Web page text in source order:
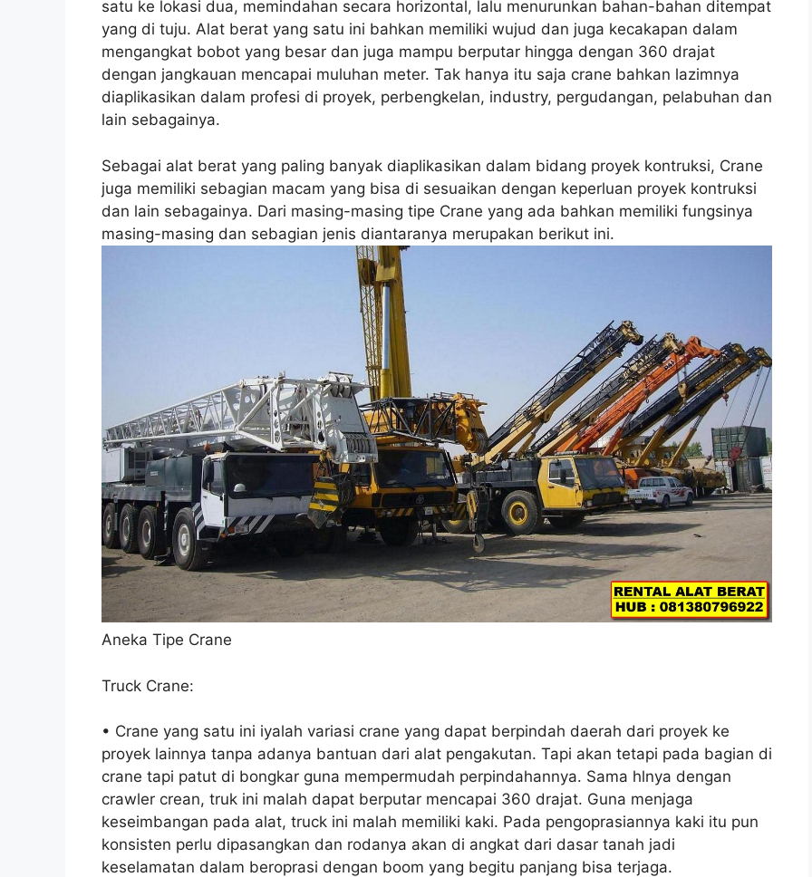
satu ke lokasi dua, memindahan secara horizontal, lalu menurunkan bahan-bahan ditempat
yang di tuju. Alat berat yang satu ini bahkan memiliki wujud dan juga kecakapan dalam
mengangkat bobot yang besar dan juga mampu berputar hingga dengan 360 drajat
dengan jangkauan mencapai muluhan meter. Tak hanya itu saja crane bahkan lazimnya
diaplikasikan dalam profesi di proyek, perbengkelan, industry, pergudangan, pelabuhan dan
lain sebagainya.
Sebagai alat berat yang paling banyak diaplikasikan dalam bidang proyek kontruksi, Crane
juga memiliki sebagian macam yang bisa di sesuaikan dengan keperluan proyek kontruksi
dan lain sebagainya. Dari masing-masing tipe Crane yang ada bahkan memiliki fungsinya
masing-masing dan sebagian jenis diantaranya merupakan berikut ini.
Aneka Tipe Crane
Truck Crane:
• Crane yang satu ini iyalah variasi crane yang dapat berpindah daerah dari proyek ke
proyek lainnya tanpa adanya bantuan dari alat pengakutan. Tapi akan tetapi pada bagian di
crane tapi patut di bongkar guna mempermudah perpindahannya. Sama hlnya dengan
crawler crean, truk ini malah dapat berputar mencapai 360 drajat. Guna menjaga
keseimbangan pada alat, truck ini malah memiliki kaki. Pada pengoprasiannya kaki itu pun
konsisten perlu dipasangkan dan rodanya akan di angkat dari dasar tanah jadi
keselamatan dalam beroprasi dengan boom yang begitu panjang bisa terjaga.